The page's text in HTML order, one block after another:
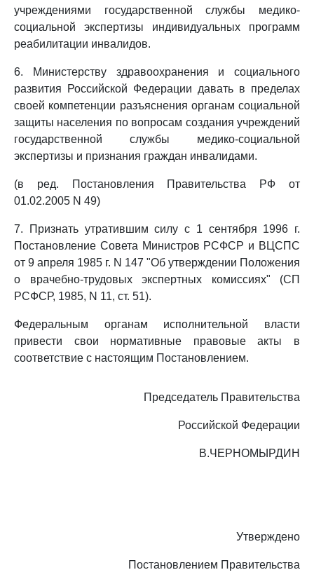
учреждениями государственной службы медико-
социальной экспертизы индивидуальных программ
реабилитации инвалидов.
6. Министерству здравоохранения и социального
развития Российской Федерации давать в пределах
своей компетенции разъяснения органам социальной
защиты населения по вопросам создания учреждений
государственной службы медико-социальной
экспертизы и признания граждан инвалидами.
(в ред. Постановления Правительства РФ от
01.02.2005 N 49)
7. Признать утратившим силу с 1 сентября 1996 г.
Постановление Совета Министров РСФСР и ВЦСПС
от 9 апреля 1985 г. N 147 "Об утверждении Положения
о врачебно-трудовых экспертных комиссиях" (СП
РСФСР, 1985, N 11, ст. 51).
Федеральным органам исполнительной власти
привести свои нормативные правовые акты в
соответствие с настоящим Постановлением.
Председатель Правительства
Российской Федерации
В.ЧЕРНОМЫРДИН
Утверждено
Постановлением Правительства